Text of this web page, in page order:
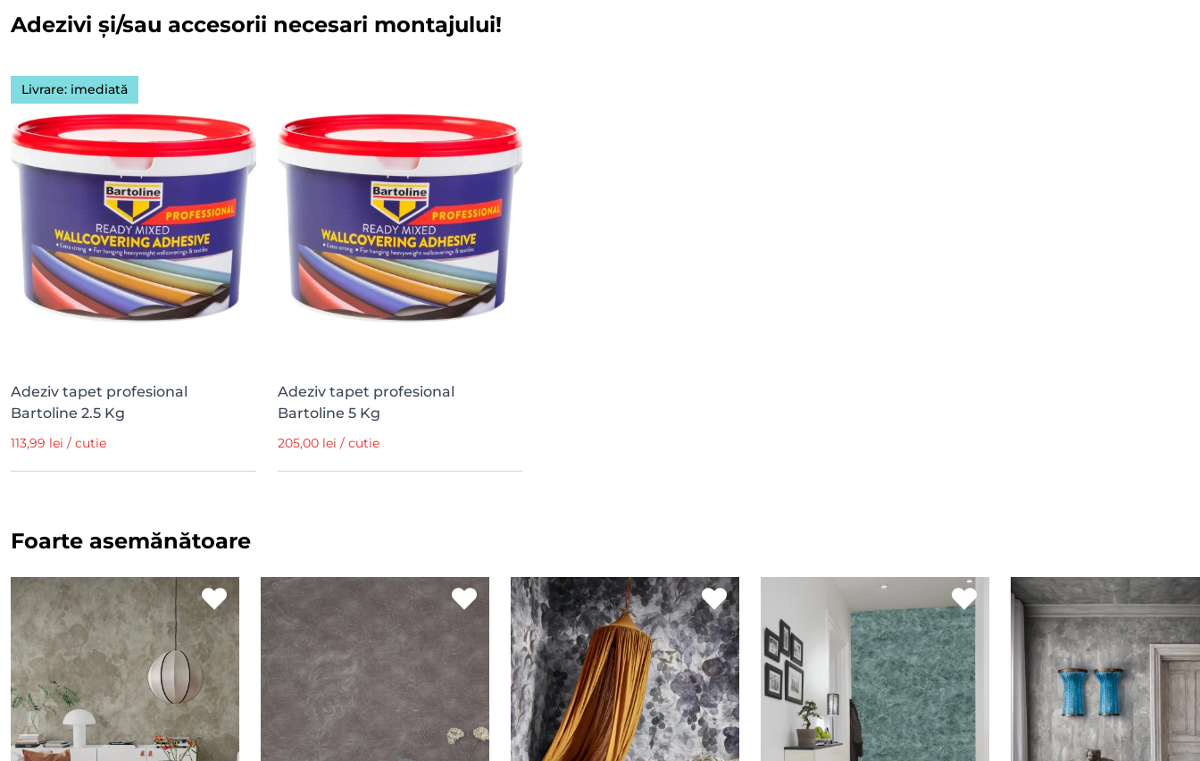
Adezivi și/sau accesorii necesari montajului!
Livrare: imediată
Adeziv tapet profesional
Bartoline 2.5 Kg
113,99 lei / cutie
Adeziv tapet profesional
Bartoline 5 Kg
205,00 lei / cutie
Foarte asemănătoare